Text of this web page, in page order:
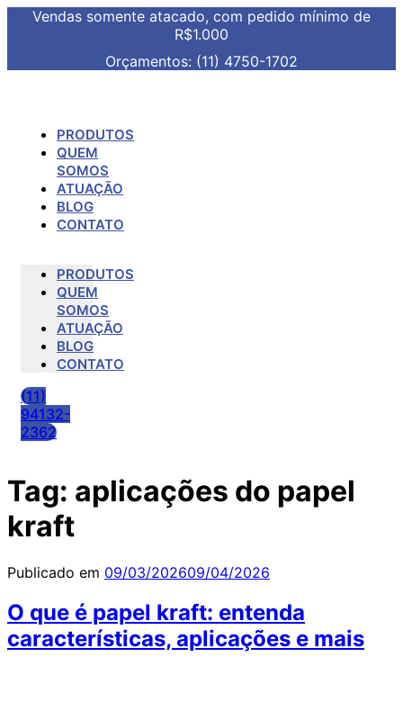
Vendas somente atacado, com pedido mínimo de
R$1.000
Orçamentos: (11) 4750-1702
PRODUTOS
QUEM
SOMOS
ATUAÇÃO
BLOG
CONTATO
PRODUTOS
QUEM
SOMOS
ATUAÇÃO
BLOG
CONTATO
(11)
94132-
2362
Tag: aplicações do papel
kraft
Publicado em 09/03/202609/04/2026
O que é papel kraft: entenda
características, aplicações e mais